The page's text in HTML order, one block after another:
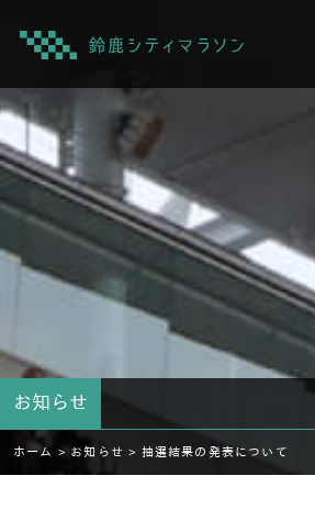
お知らせ
ホーム > お知らせ > 抽選結果の発表について